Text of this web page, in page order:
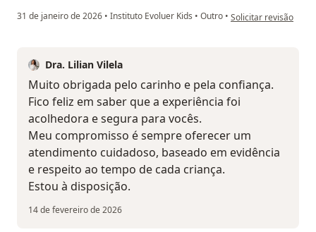
31 de janeiro de 2026 • Instituto Evoluer Kids • Outro • na opinião do
Solicitar revisão
Dra. Lilian Vilela
Muito obrigada pelo carinho e pela confiança.
Fico feliz em saber que a experiência foi
acolhedora e segura para vocês.
Meu compromisso é sempre oferecer um
atendimento cuidadoso, baseado em evidência
e respeito ao tempo de cada criança.
Estou à disposição.
14 de fevereiro de 2026